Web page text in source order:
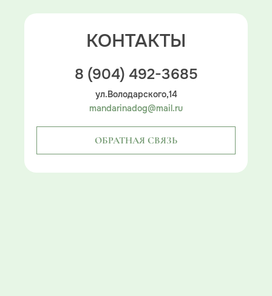
КОНТАКТЫ
8 (904) 492-3685
ул.Володарского,14
mandarinadog@mail.ru
ОБРАТНАЯ СВЯЗЬ